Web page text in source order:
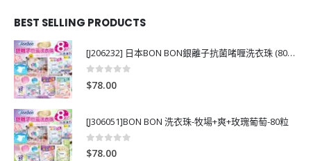
BEST SELLING PRODUCTS
[J206232] 日本BON BON銀離子抗菌啫喱洗衣珠 (80粒)
0
$78.00
[J306051]BON BON 洗衣珠-牧場+爽+玫瑰葡萄-80粒
0out of 5
$78.00